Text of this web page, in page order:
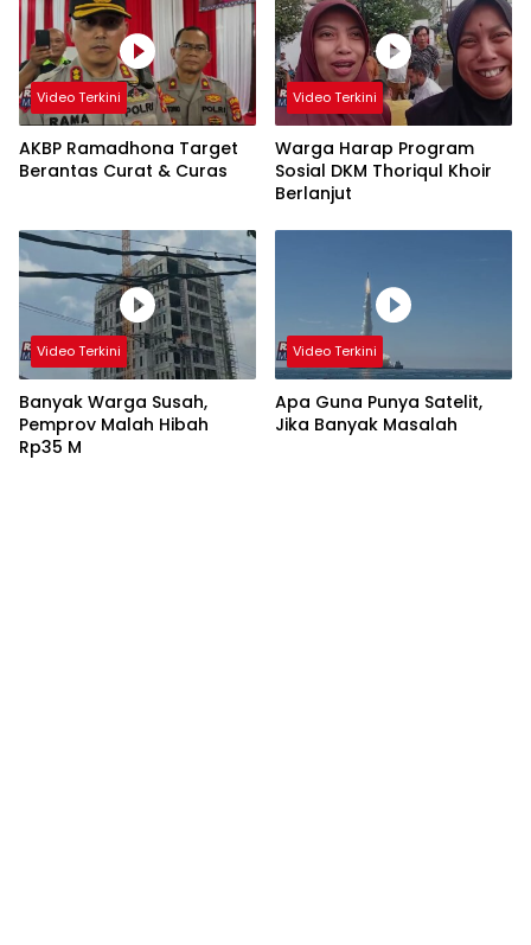
Video Terkini
AKBP Ramadhona Target
Berantas Curat & Curas
Video Terkini
Warga Harap Program
Sosial DKM Thoriqul Khoir
Berlanjut
Video Terkini
Banyak Warga Susah,
Pemprov Malah Hibah
Rp35 M
Video Terkini
Apa Guna Punya Satelit,
Jika Banyak Masalah